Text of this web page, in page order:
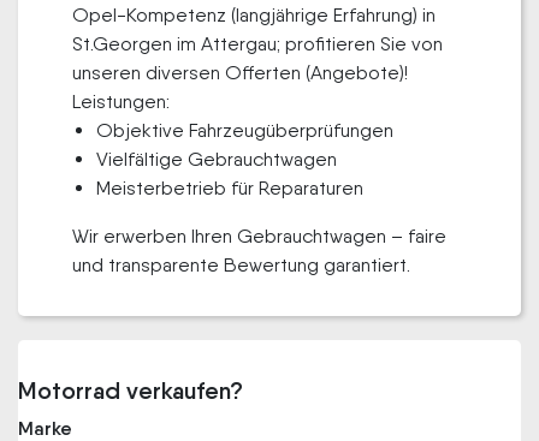
Opel-Kompetenz (langjährige Erfahrung) in
St.Georgen im Attergau; profitieren Sie von
unseren diversen Offerten (Angebote)!
Leistungen:
Objektive Fahrzeugüberprüfungen
Vielfältige Gebrauchtwagen
Meisterbetrieb für Reparaturen
Wir erwerben Ihren Gebrauchtwagen – faire
und transparente Bewertung garantiert.
Motorrad verkaufen?
Marke